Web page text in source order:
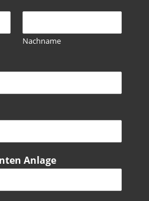
Nachname
Anlage